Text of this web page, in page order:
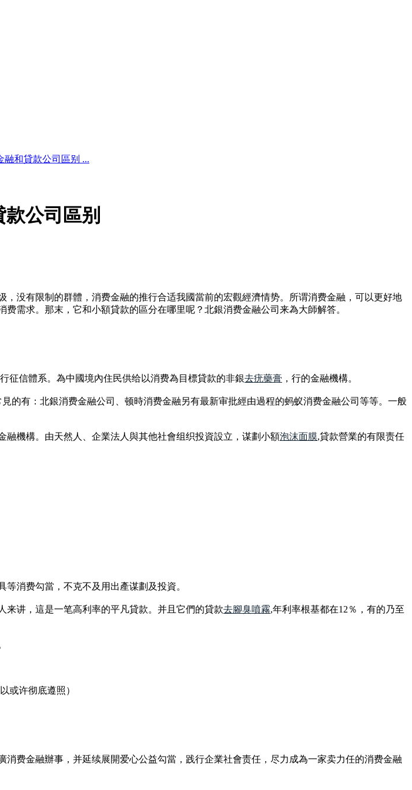
融和貸款公司區别 ...
公司區别
没有限制的群體，消费金融的推行合适我國當前的宏觀經濟情势。所谓消费金融，可以更好地
需求。那末，它和小額貸款的區分在哪里呢？北銀消费金融公司来為大師解答。
征信體系。為中國境內住民供给以消费為目標貸款的非銀去疣藥膏 ，行的金融機構。
的有：北銀消费金融公司、顿時消费金融另有最新审批經由過程的蚂蚁消费金融公司等等。一般
機構。由天然人、企業法人與其他社會组织投資設立，谋劃小額泡沫面膜,貸款營業的有限责任
消费勾當，不克不及用出產谋劃及投資。
讲，這是一笔高利率的平凡貸款。并且它們的貸款去腳臭噴霧,年利率根基都在12％，有的乃至
或许彻底遵照）
费金融辦事，并延续展開爱心公益勾當，践行企業社會责任，尽力成為一家卖力任的消费金融